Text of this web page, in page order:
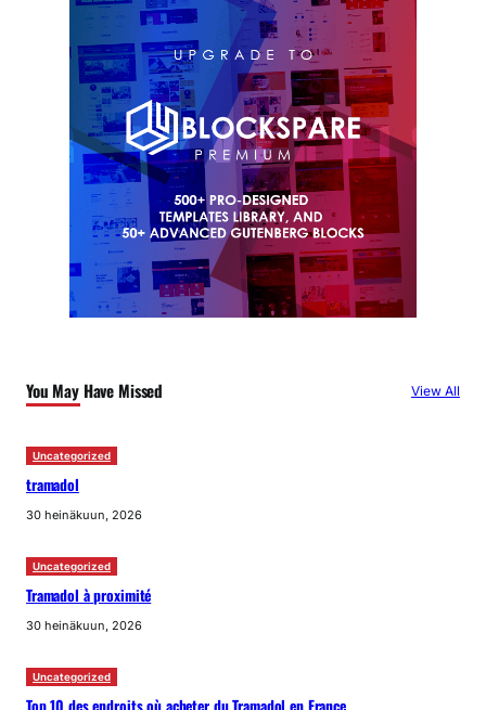
You May Have Missed View All
Uncategorized
tramadol
30 heinäkuun, 2026
Uncategorized
Tramadol à proximité
30 heinäkuun, 2026
Uncategorized